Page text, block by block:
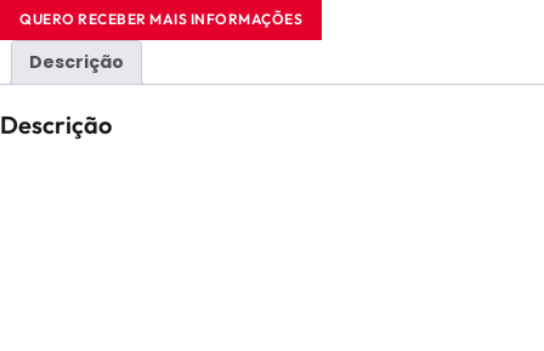
QUERO RECEBER MAIS INFORMAÇÕES
Descrição
Descrição